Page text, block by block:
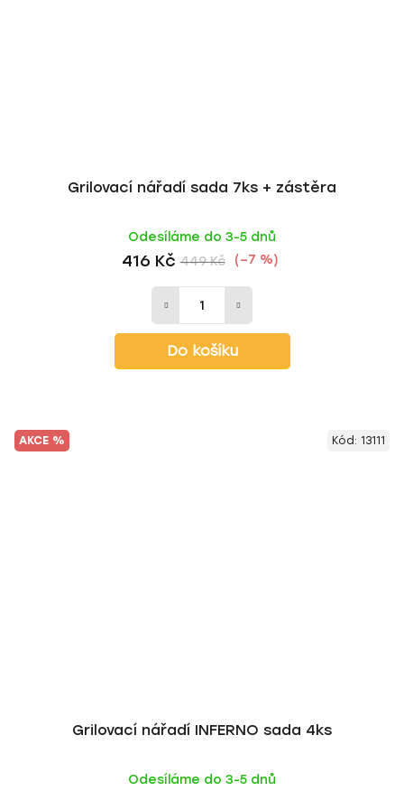
Grilovací nářadí sada 7ks + zástěra
Odesíláme do 3-5 dnů
416 Kč 449 Kč (–7 %)
Do košíku
AKCE %
Grilovací nářadí INFERNO sada 4ks
Odesíláme do 3-5 dnů
Kód: 13111